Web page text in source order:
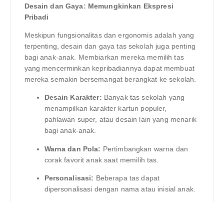
Desain dan Gaya: Memungkinkan Ekspresi
Pribadi
Meskipun fungsionalitas dan ergonomis adalah yang
terpenting, desain dan gaya tas sekolah juga penting
bagi anak-anak. Membiarkan mereka memilih tas
yang mencerminkan kepribadiannya dapat membuat
mereka semakin bersemangat berangkat ke sekolah.
Desain Karakter: Banyak tas sekolah yang
menampilkan karakter kartun populer,
pahlawan super, atau desain lain yang menarik
bagi anak-anak.
Warna dan Pola: Pertimbangkan warna dan
corak favorit anak saat memilih tas.
Personalisasi: Beberapa tas dapat
dipersonalisasi dengan nama atau inisial anak.